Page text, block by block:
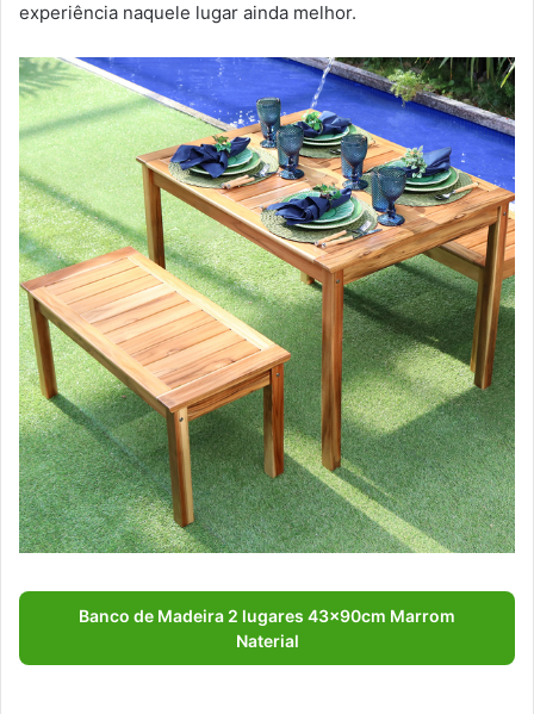
experiência naquele lugar ainda melhor.
Banco de Madeira 2 lugares 43x90cm Marrom
Naterial